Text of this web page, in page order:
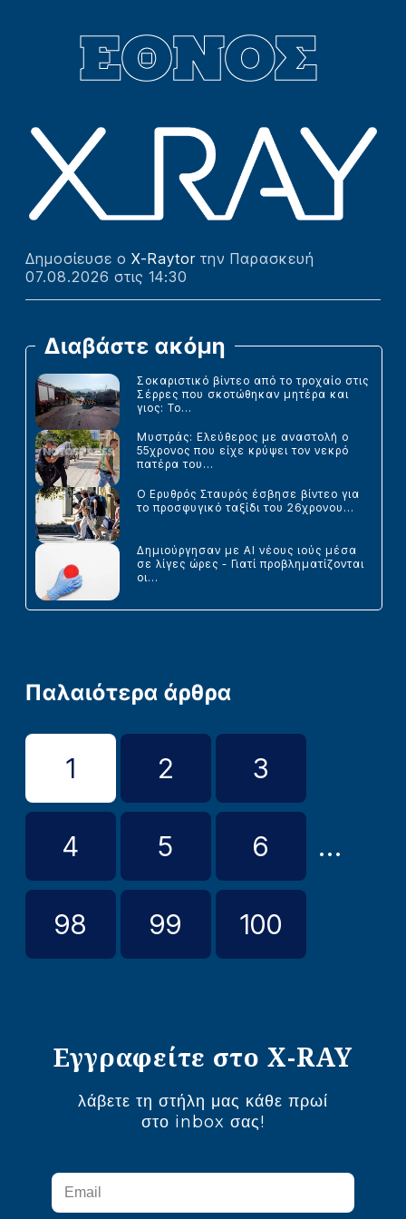
Δημοσίευσε ο X-Raytor την Παρασκευή
07.08.2026 στις 14:30
Διαβάστε ακόμη
Σοκαριστικό βίντεο από το τροχαίο στις
Σέρρες που σκοτώθηκαν μητέρα και
γιος: Το...
Μυστράς: Ελεύθερος με αναστολή ο
55χρονος που είχε κρύψει τον νεκρό
πατέρα του...
Ο Ερυθρός Σταυρός έσβησε βίντεο για
το προσφυγικό ταξίδι του 26χρονου...
Δημιούργησαν με AI νέους ιούς μέσα
σε λίγες ώρες - Γιατί προβληματίζονται
οι...
Παλαιότερα άρθρα
1 2 3
4 5 6 ...
98 99 100
Εγγραφείτε στο X-RAY
λάβετε τη στήλη μας κάθε πρωί
στο inbox σας!